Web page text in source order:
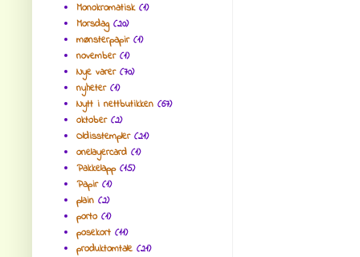
Monokromatisk (1)
Morsdag (20)
mønsterpapir (1)
november (1)
Nye varer (70)
nyheter (1)
Nytt i nettbutikken (67)
oktober (2)
Oldisstempler (21)
onelayercard (1)
Pakkelapp (15)
Papir (1)
plain (2)
porto (1)
posekort (11)
produktomtale (21)